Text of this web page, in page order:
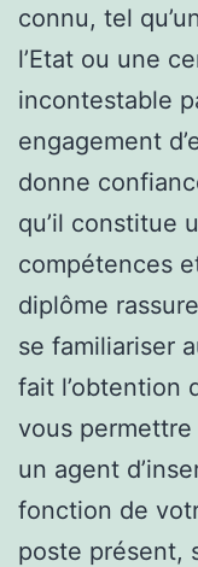
connu, tel
l’Etat ou une
incontestable
engagement
donne
qu’il constitue
compétences
diplôme
se familiariser
fait l’obtention
vous permettre
un agent
fonction de
poste présent,